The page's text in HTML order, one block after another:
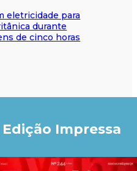
eletricidade para
durante
de cinco horas
Edição Impressa